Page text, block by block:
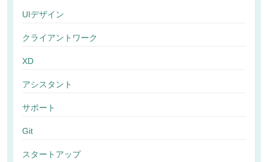
UIデザイン
クライアントワーク
XD
アシスタント
サポート
Git
スタートアップ